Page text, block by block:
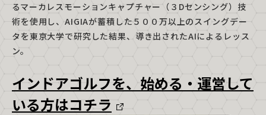
るマーカレスモーションキャプチャー（３Dセンシング）技
術を使用し、AIGIAが蓄積した５００万以上のスイングデー
タを東京大学で研究した結果、導き出されたAIによるレッス
ン。
インドアゴルフを、始める・運営して
いる方はコチラ